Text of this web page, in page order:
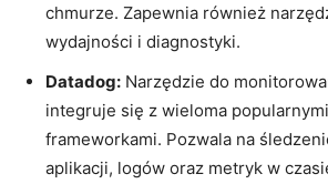
chmurze. Zapewnia ‌również
wydajności i ⁤diagnostyki.
Datadog: ​Narzędzie do
integruje się z wieloma
‌frameworkami. ⁤Pozwala ⁤na
aplikacji, logów‌ oraz metryk⁢ w